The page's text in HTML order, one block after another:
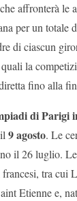
affronterà le
per un totale
di ciascun
la
fino alla
di Parigi
9 agosto. Le
il 26 luglio.
tra cui
Etienne e,